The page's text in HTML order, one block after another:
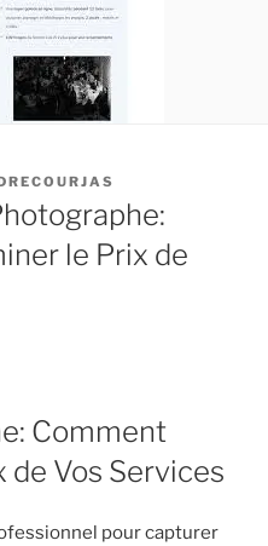
le Prix de
Comment
Vos Services
pour capturer